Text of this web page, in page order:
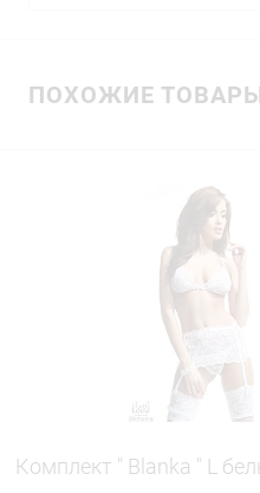
ПОХОЖИЕ
Комплект " Blanka " L